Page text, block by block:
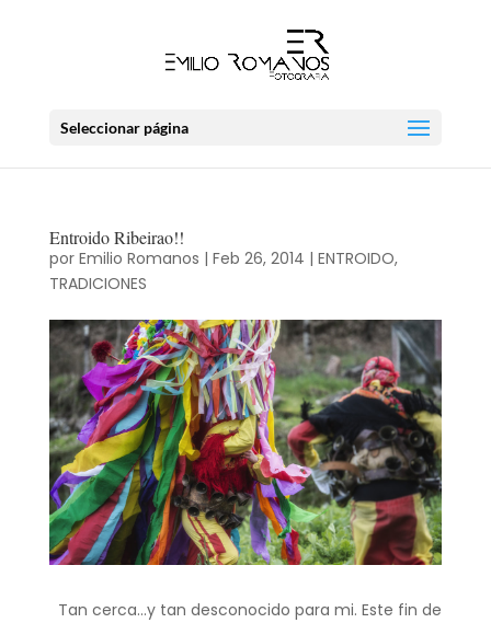
Seleccionar página
Entroido Ribeirao!!
por Emilio Romanos | Feb 26, 2014 | ENTROIDO,
TRADICIONES
Tan cerca…y tan desconocido para mi. Este fin de